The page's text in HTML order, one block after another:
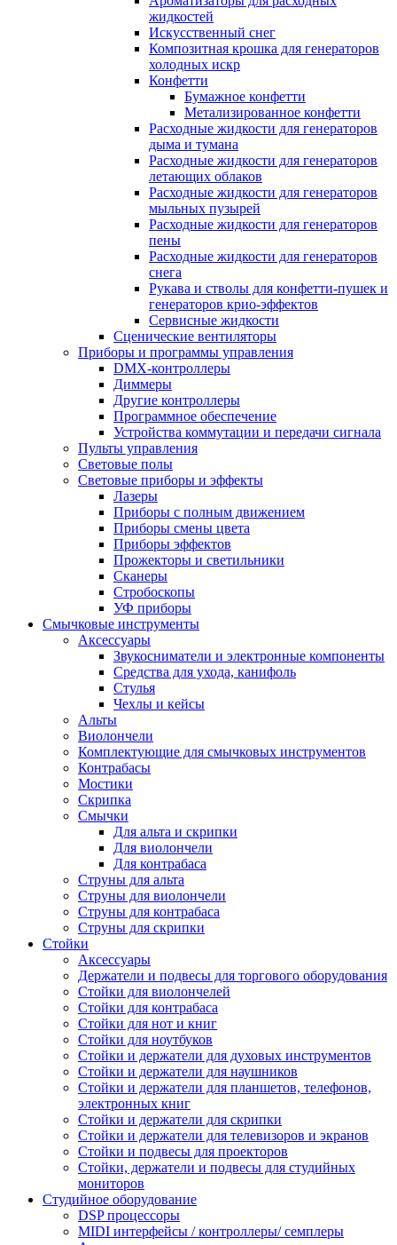
жидкостей
Искусственный снег
Композитная крошка для генераторов
холодных искр
Конфетти
Бумажное конфетти
Метализированное конфетти
Расходные жидкости для генераторов
дыма и тумана
Расходные жидкости для генераторов
летающих облаков
Расходные жидкости для генераторов
мыльных пузырей
Расходные жидкости для генераторов
пены
Расходные жидкости для генераторов
снега
Рукава и стволы для конфетти-пушек и
генераторов крио-эффектов
Сервисные жидкости
Сценические вентиляторы
Приборы и программы управления
DMX-контроллеры
Диммеры
Другие контроллеры
Программное обеспечение
Устройства коммутации и передачи сигнала
Пульты управления
Световые полы
Световые приборы и эффекты
Лазеры
Приборы с полным движением
Приборы смены цвета
Приборы эффектов
Прожекторы и светильники
Сканеры
Стробоскопы
УФ приборы
Смычковые инструменты
Аксессуары
Звукосниматели и электронные компоненты
Средства для ухода, канифоль
Стулья
Чехлы и кейсы
Альты
Виолончели
Комплектующие для смычковых инструментов
Контрабасы
Мостики
Скрипка
Смычки
Для альта и скрипки
Для виолончели
Для контрабаса
Струны для альта
Струны для виолончели
Струны для контрабаса
Струны для скрипки
Стойки
Аксессуары
Держатели и подвесы для торгового оборудования
Стойки для виолончелей
Стойки для контрабаса
Стойки для нот и книг
Стойки для ноутбуков
Стойки и держатели для духовых инструментов
Стойки и держатели для наушников
Стойки и держатели для планшетов, телефонов,
электронных книг
Стойки и держатели для скрипки
Стойки и держатели для телевизоров и экранов
Стойки и подвесы для проекторов
Стойки, держатели и подвесы для студийных
мониторов
Студийное оборудование
DSP процессоры
MIDI интерфейсы / контроллеры/ семплеры